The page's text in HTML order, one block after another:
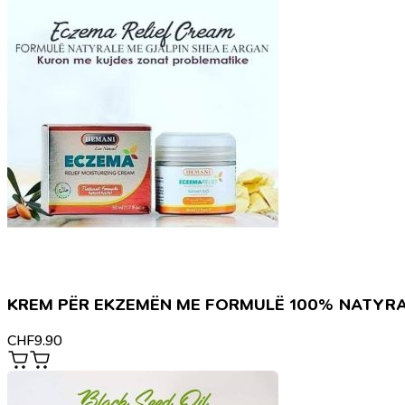
KREM PËR EKZEMËN ME FORMULË 100%
CHF9.90